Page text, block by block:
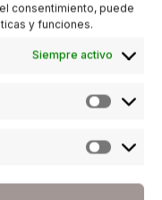
consentimiento, puede
y funciones.
Siempre activo